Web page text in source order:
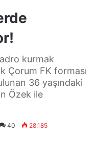
kurmak
Çorum FK forması
36 yaşındaki
Özek ile
40 28.185